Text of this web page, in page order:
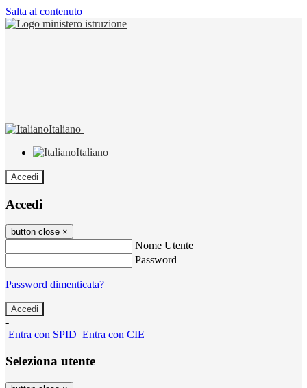
Salta al contenuto
Italiano
Italiano
Accedi
Accedi
button close ×
Nome Utente
Password
Password dimenticata?
-
Entra con SPID Entra con CIE
Seleziona utente